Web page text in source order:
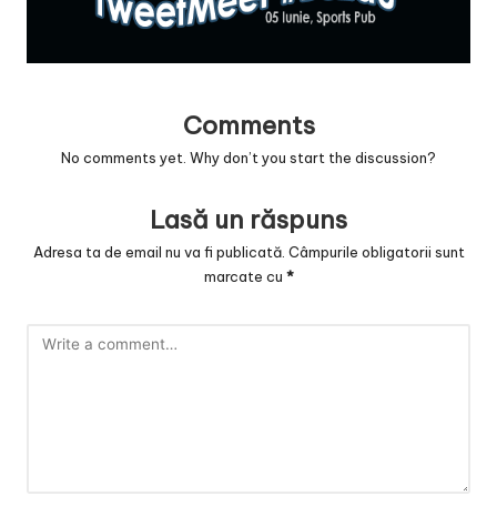
a
e
Comments
No comments yet. Why don’t you start the discussion?
Lasă un răspuns
Adresa ta de email nu va fi publicată. Câmpurile obligatorii sunt
marcate cu *